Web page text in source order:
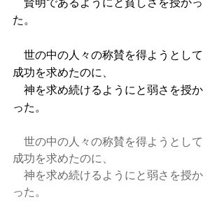
賢明であるようにと貧しさを授かっ
た。
世の中の人々の称賛を得ようとして
成功を求めたのに、
神を求め続けるようにと弱さを授か
った。
世の中の人々の称賛を得ようとして
成功を求めたのに、
神を求め続けるようにと弱さを授か
った。